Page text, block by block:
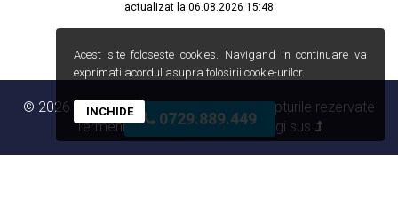
0729.889.449
actualizat la 06.08.2026 15:48
© 2026 Expert PRO Imobiliar - Toate drepturile rezervate
Termeni si conditii|A.N.P.C|mergi sus
Acest site foloseste cookies. Navigand in continuare va
exprimati acordul asupra folosirii cookie-urilor.
INCHIDE